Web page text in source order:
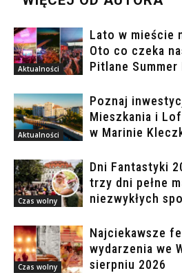
Aktualności
Lato w mieście
Oto co czeka
Pitlane Summer
Aktualności
Poznaj
Mieszkania i
w Marinie
Czas wolny
Dni Fantastyki
trzy dni pełne
niezwykłych
Czas wolny
Najciekawsze
wydarzenia we
sierpniu 2026